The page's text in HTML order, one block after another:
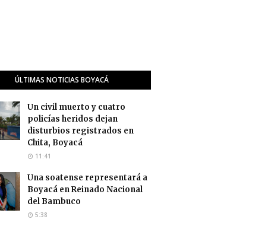
ÚLTIMAS NOTICIAS BOYACÁ
Un civil muerto y cuatro
policías heridos dejan
disturbios registrados en
Chita, Boyacá
11:41
Una soatense representará a
Boyacá en Reinado Nacional
del Bambuco
5:38